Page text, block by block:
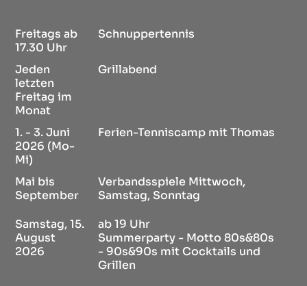
Freitags ab
17.30 Uhr
Schnuppertennis
Jeden
letzten
Freitag im
Monat
Grillabend
1. - 3. Juni
2026 (Mo-
Mi)
Ferien-Tenniscamp mit Thomas
Mai bis
September
Verbandsspiele Mittwoch,
Samstag, Sonntag
Samstag, 15.
August
2026
ab 19 Uhr
Summerparty - Motto 80s&80s
- 90s&90s mit Cocktails und
Grillen